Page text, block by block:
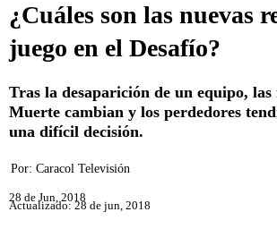
¿Cuáles son las nuevas
juego en el Desafío?
Tras la desaparición de un equipo,
Muerte cambian y los perdedores
una difícil decisión.
Por: Caracol Televisión
28 de Jun, 2018
Actualizado: 28 de jun, 2018